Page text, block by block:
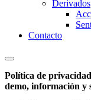
Derivados
Contacto
Política de
demo, información y